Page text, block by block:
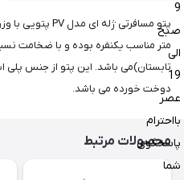
9
صبح
الی
19
عصر
بااحترام
پاسخگوی
شما
متر مناسب یکنفره بوده و با ضخامت
تابستان)می باشد. این پتو از جنس پلی
دوخت خورده می باشد.
محصولات مرتبط